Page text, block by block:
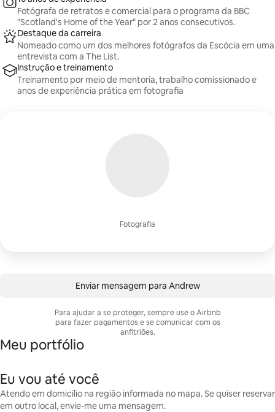
Fotografia
Fotógrafa de retratos e comercial para o programa da BBC
"Scotland's Home of the Year" por 2 anos consecutivos.
Destaque da carreira
Nomeado como um dos melhores fotógrafos da Escócia em uma
entrevista com a The List.
Instrução e treinamento
Treinamento por meio de mentoria, trabalho comissionado e
anos de experiência prática em fotografia
Enviar mensagem para Andrew
Para ajudar a se proteger, sempre use o Airbnb
para fazer pagamentos e se comunicar com os
anfitriões.
Meu portfólio
Eu vou até você
Atendo em domicílio na região informada no mapa. Se quiser reservar
em outro local, envie-me uma mensagem.